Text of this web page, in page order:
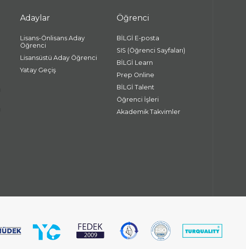
Adaylar
Lisans-Önlisans Aday
Öğrenci
Lisansüstü Aday Öğrenci
Yatay Geçiş
Öğrenci
BİLGİ E-posta
SIS (Öğrenci Sayfaları)
BİLGİ Learn
Prep Online
BİLGİ Talent
Öğrenci İşleri
Akademik Takvimler